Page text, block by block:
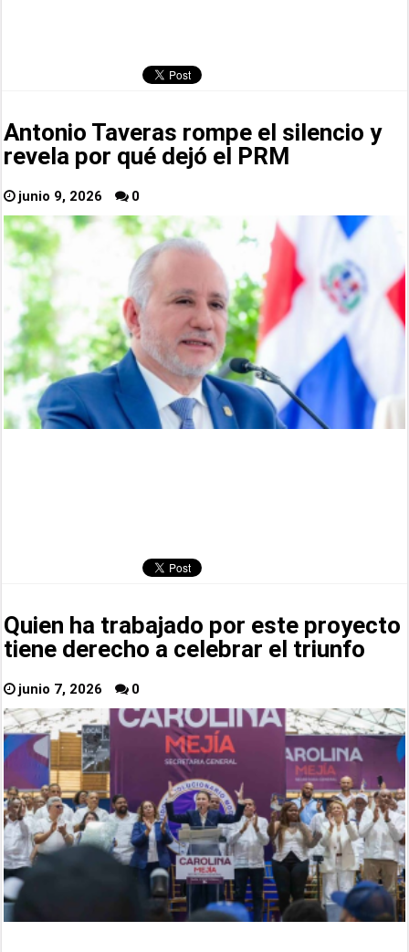
Antonio Taveras rompe el silencio y
revela por qué dejó el PRM
junio 9, 2026 0
Quien ha trabajado por este proyecto
tiene derecho a celebrar el triunfo
junio 7, 2026 0